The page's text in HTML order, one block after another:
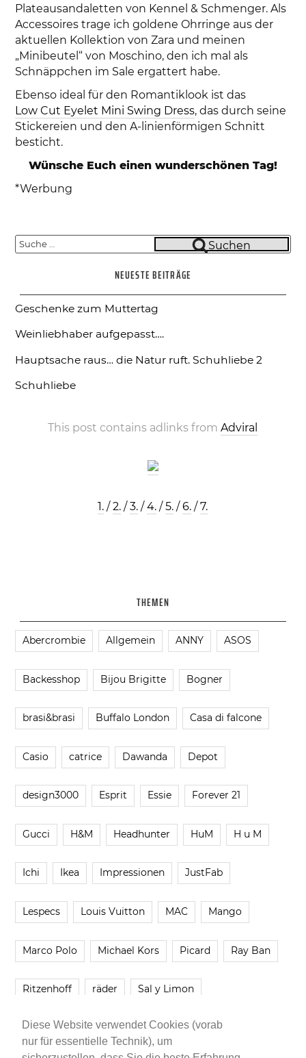
Diese Website verwendet Cookies (vorab
nur für essentielle Technik), um
Plateausandaletten von Kennel & Schmenger. Als
Accessoires trage ich goldene Ohrringe aus der
aktuellen Kollektion von Zara und meinen
„Minibeutel“ von Moschino, den ich mal als
Schnäppchen im Sale ergattert habe.
Ebenso ideal für den Romantiklook ist das
Low Cut Eyelet Mini Swing Dress, das durch seine
Stickereien und den A-linienförmigen Schnitt
besticht.
Wünsche Euch einen wunderschönen Tag!
*Werbung
Suche
Suchen
NEUESTE BEITRÄGE
Geschenke zum Muttertag
Weinliebhaber aufgepasst….
Hauptsache raus… die Natur ruft. Schuhliebe 2
Schuhliebe
This post contains adlinks fromAdviral
1. /2. /3. /4. /5. /6. /7.
THEMEN
Abercrombie Allgemein ANNY ASOS
Backesshop Bijou Brigitte Bogner
brasi&brasi Buffalo London Casa di falcone
Casio catrice Dawanda Depot
design3000 Esprit Essie Forever 21
Gucci H&M Headhunter HuM H u M
Ichi Ikea Impressionen JustFab
Lespecs Louis Vuitton MAC Mango
Marco Polo Michael Kors Picard Ray Ban
Ritzenhoff räder Sal y Limon
Smartbuyglasses smash! Steve Madden